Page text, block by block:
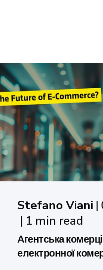
Stefano Viani
1 min read
Агентська
електронної